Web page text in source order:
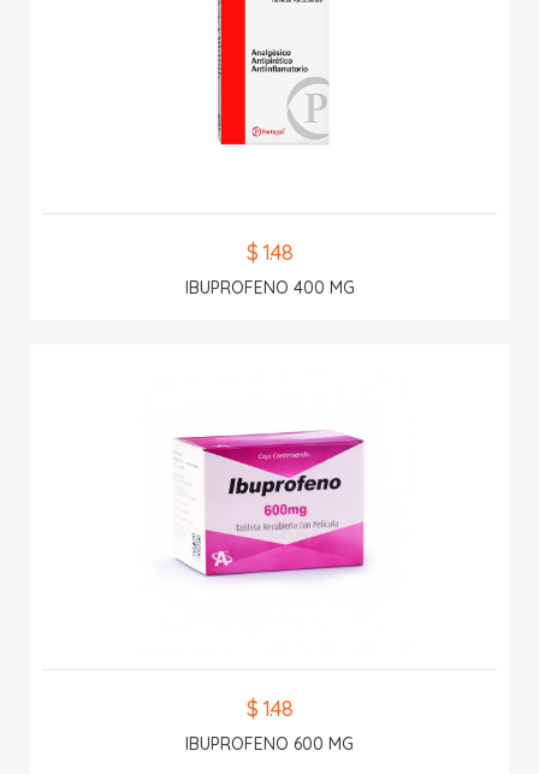
$ 1.48
IBUPROFENO 400 MG
$ 1.48
IBUPROFENO 600 MG